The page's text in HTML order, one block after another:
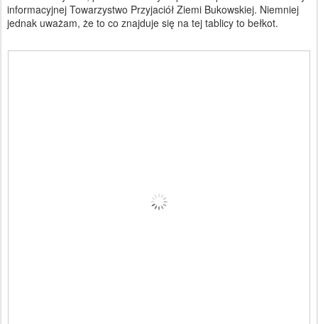
informacyjnej Towarzystwo Przyjaciół Ziemi Bukowskiej. Niemniej
jednak uważam, że to co znajduje się na tej tablicy to bełkot.